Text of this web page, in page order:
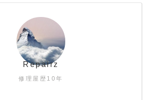
修理屋歴10年
Repairz